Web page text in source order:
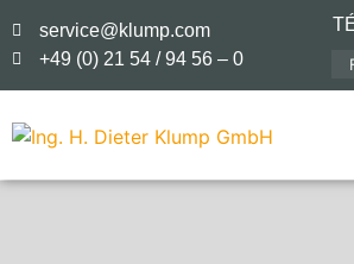
service@klump.com
+49 (0) 21 54 / 94 56 – 0